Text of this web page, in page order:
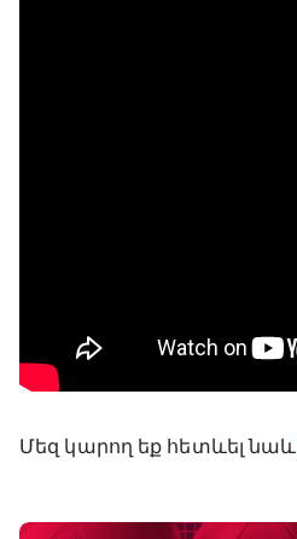
Մեզ կարող եք հետևել նաև